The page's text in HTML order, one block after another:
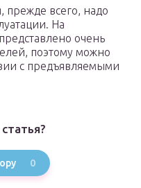
прежде всего, надо
На
очень
поэтому можно
с предъявляемыми
0